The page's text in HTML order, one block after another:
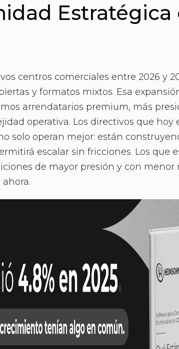
Estratégica
centros comerciales entre 2026 y
y formatos mixtos. Esa
arrendatarios premium, más
operativa. Los directivos que hoy
solo operan mejor: están
escalar sin fricciones. Los que
de mayor presión y con menor